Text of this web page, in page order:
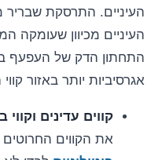
העיניים. התרסקת שבריר
העיניים מכיוון שעומקה
התחתון הדק של העפעף
אגרסיביות יותר באזור
קווים עדינים
את הקווים